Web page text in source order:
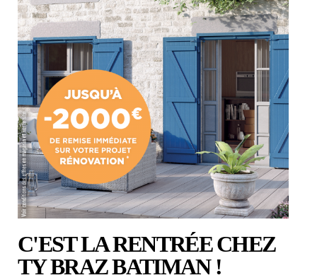
C'EST LA RENTRÉE CHEZ
TY BRAZ BATIMAN !